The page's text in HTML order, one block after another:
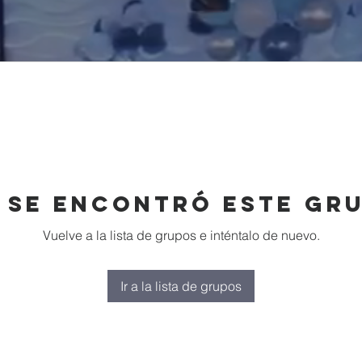
se encontró este
Vuelve a la lista de grupos e inténtalo de nuevo.
Ir a la lista de grupos